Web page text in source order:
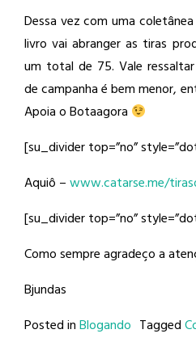
Dessa vez com uma
livro vai abranger as tiras
um total de 75. Vale
de campanha é bem menor,
Apoia o Botaagora
[su_divider top=”no”
Aquiô –www.catarse.me/
[su_divider top=”no”
Como sempre agradeço a
Bjundas
Posted inBlogando Tagged